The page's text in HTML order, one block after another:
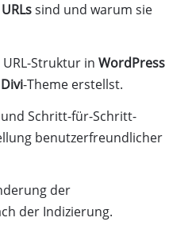
sind und warum sie
Struktur in WordPress
Divi-Theme erstellst.
Schritt-für-Schritt-
benutzerfreundlicher
der
der Indizierung.